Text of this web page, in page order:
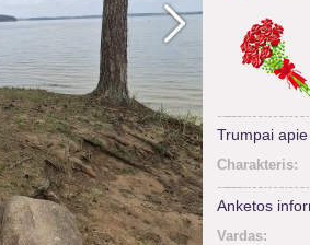
Trumpai
Charakteris:
Anketos
Vardas: